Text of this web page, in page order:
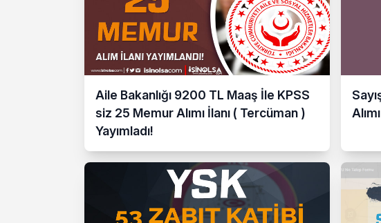
Aile Bakanlığı 9200 TL Maaş İle KPSS
siz 25 Memur Alımı İlanı ( Tercüman )
Yayımladı!